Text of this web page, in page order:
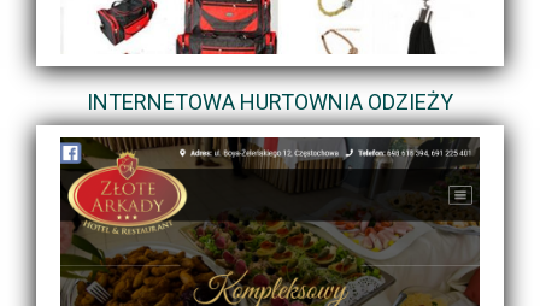
INTERNETOWA HURTOWNIA ODZIEŻY